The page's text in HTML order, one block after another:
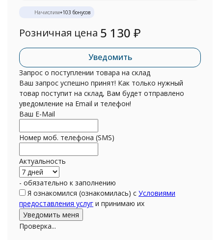
Начислим+103 бонусов
Розничная цена 5 130 ₽
Уведомить
Запрос о поступлении товара на склад
Ваш запрос успешно принят! Как только нужный
товар поступит на склад, Вам будет отправлено
уведомление на Email и телефон!
Ваш E-Mail
Номер моб. телефона (SMS)
Актуальность
- обязательно к заполнению
Я ознакомился (ознакомилась) с Условиями
предоставления услуг и принимаю их
Проверка...